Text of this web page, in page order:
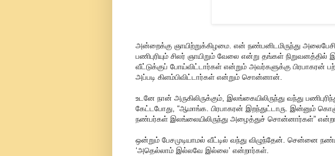
அன்றைக்கு ஞாயிற்றுக்கிழமை. என் நண்பனிடமிருந்து அலைபேசி.
பணிபுரியும் சிலர் ஞாயிறும் வேலை என்று தங்கள் நிறுவனத்தில்
வீட்டுக்குப் போய்விட்டார்கள் என்றும் அவர்களுக்கு பிரபாகரன்
அப்படி கிளம்பிவிட்டார்கள் என்றும் சொன்னான்.
உடனே நான் அருகிலிருக்கும், இலங்கையிலிருந்து வந்து
கேட்டபோது, “ஆமாங்க. பிரபாகரன் இறந்துட்டாரு. இன்னும்
நண்பர்கள் இலங்லையிலிருந்து அழைத்துச் சொன்னார்கள்”
ஒன்றும் பேசமுடியாமல் வீட்டில் வந்து விழுந்தேன். சென்னை
‘அதெல்லாம் இல்லவே இல்லை’ என்றார்கள்.